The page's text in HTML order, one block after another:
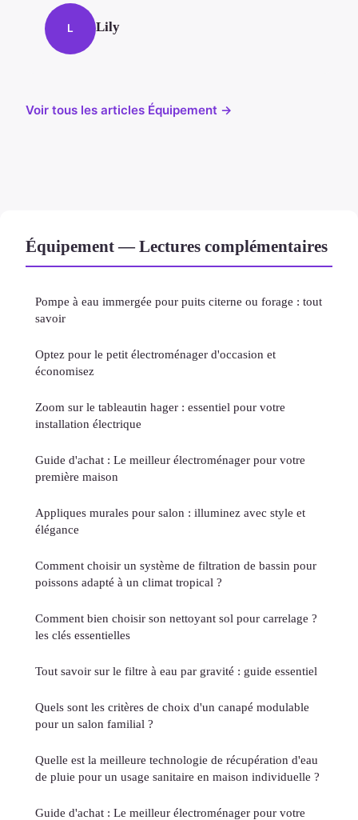
L Lily
Voir tous les articles Équipement →
Équipement — Lectures complémentaires
Pompe à eau immergée pour puits citerne ou forage : tout
savoir
Optez pour le petit électroménager d'occasion et
économisez
Zoom sur le tableautin hager : essentiel pour votre
installation électrique
Guide d'achat : Le meilleur électroménager pour votre
première maison
Appliques murales pour salon : illuminez avec style et
élégance
Comment choisir un système de filtration de bassin pour
poissons adapté à un climat tropical ?
Comment bien choisir son nettoyant sol pour carrelage ?
les clés essentielles
Tout savoir sur le filtre à eau par gravité : guide essentiel
Quels sont les critères de choix d'un canapé modulable
pour un salon familial ?
Quelle est la meilleure technologie de récupération d'eau
de pluie pour un usage sanitaire en maison individuelle ?
Guide d'achat : Le meilleur électroménager pour votre